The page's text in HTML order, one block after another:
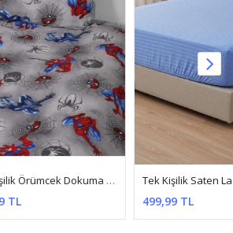
Tek Kişilik Örümcek Dokuma Ranforce Kumaş Lastikli Çarşaf Takımı Gri Tek Kişilik Saten Lastikli Çarşaf Takımı ( 100X200 & 120X200 ) Mavi